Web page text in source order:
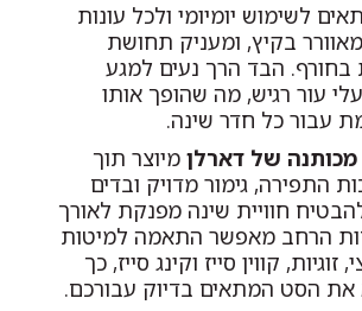
לשימוש יומיומי ולכל עונות
בקיץ, ומעניק תחושת
בחורף. הבד הרך נעים למגע
עור רגיש, מה שהופך אותו
עבור כל חדר שינה.
של דארלן מיוצר תוך
התפירה, גימור מדויק ובדים
חוויית שינה מפנקת לאורך
הרחב מאפשר התאמה למיטות
קווין סייז וקינג סייז, כך
את הסט המתאים בדיוק עבורכם.